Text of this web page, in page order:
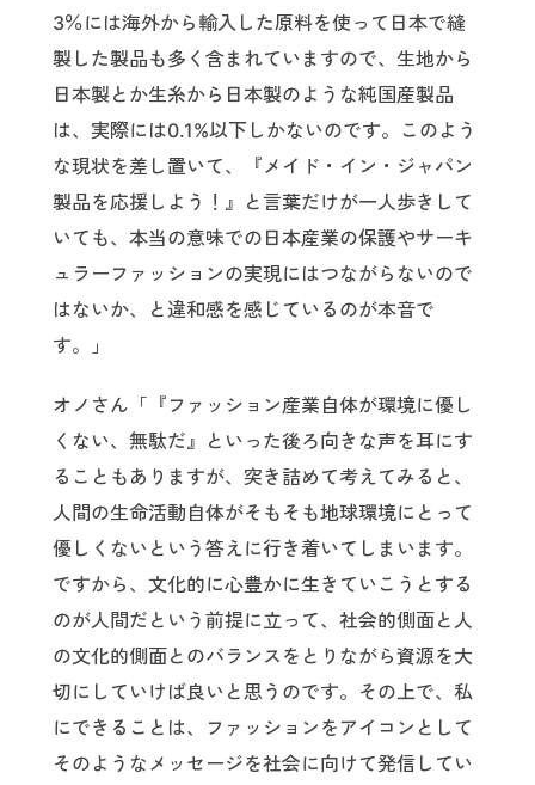
3％には海外から輸入した原料を使って日本で縫
製した製品も多く含まれていますので、生地から
日本製とか生糸から日本製のような純国産製品
は、実際には0.1%以下しかないのです。このよう
な現状を差し置いて、『メイド・イン・ジャパン
製品を応援しよう！』と言葉だけが一人歩きして
いても、本当の意味での日本産業の保護やサーキ
ュラーファッションの実現にはつながらないので
はないか、と違和感を感じているのが本音で
す。」
オノさん「『ファッション産業自体が環境に優し
くない、無駄だ』といった後ろ向きな声を耳にす
ることもありますが、突き詰めて考えてみると、
人間の生命活動自体がそもそも地球環境にとって
優しくないという答えに行き着いてしまいます。
ですから、文化的に心豊かに生きていこうとする
のが人間だという前提に立って、社会的側面と人
の文化的側面とのバランスをとりながら資源を大
切にしていけば良いと思うのです。その上で、私
にできることは、ファッションをアイコンとして
そのようなメッセージを社会に向けて発信してい